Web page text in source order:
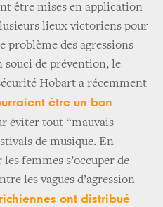
être mises en application
lieux victoriens pour
problème des agressions
souci de prévention, le
Hobart a récemment
être un bon
éviter tout “mauvais
de musique. En
femmes s’occuper de
les vagues d’agression
ont distribué